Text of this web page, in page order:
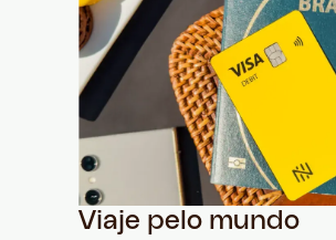
Viaje pelo mundo